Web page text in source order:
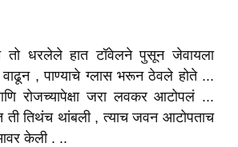
तो धरलेले हात टॉवेलने पुसून जेवायला
, पाण्याचे ग्लास भरून ठेवले होते ...
रोजच्यापेक्षा जरा लवकर आटोपलं ...
ती तिथंच थांबली , त्याच जवन आटोपताच
केली . ..